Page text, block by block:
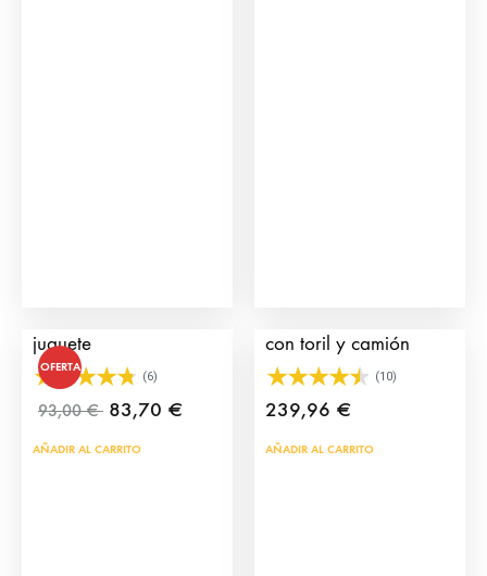
OFERTA
juguete
(6)
93,00€ 83,70 €
AÑADIR AL CARRITO
con toril y camión
(10)
239,96 €
AÑADIR AL CARRITO